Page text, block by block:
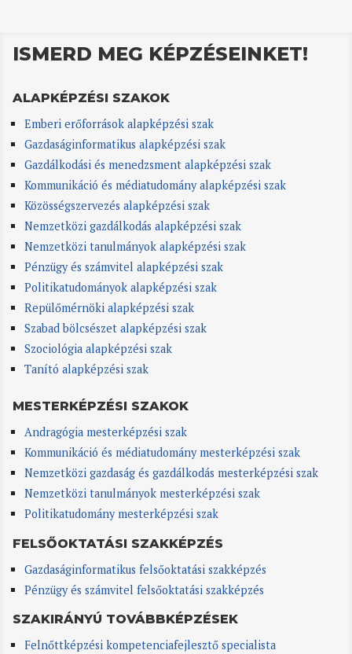
ISMERD MEG KÉPZÉSEINKET!
ALAPKÉPZÉSI SZAKOK
Emberi erőforrások alapképzési szak
Gazdaságinformatikus alapképzési szak
Gazdálkodási és menedzsment alapképzési szak
Kommunikáció és médiatudomány alapképzési szak
Közösségszervezés alapképzési szak
Nemzetközi gazdálkodás alapképzési szak
Nemzetközi tanulmányok alapképzési szak
Pénzügy és számvitel alapképzési szak
Politikatudományok alapképzési szak
Repülőmérnöki alapképzési szak
Szabad bölcsészet alapképzési szak
Szociológia alapképzési szak
Tanító alapképzési szak
MESTERKÉPZÉSI SZAKOK
Andragógia mesterképzési szak
Kommunikáció és médiatudomány mesterképzési szak
Nemzetközi gazdaság és gazdálkodás mesterképzési szak
Nemzetközi tanulmányok mesterképzési szak
Politikatudomány mesterképzési szak
FELSŐOKTATÁSI SZAKKÉPZÉS
Gazdaságinformatikus felsőoktatási szakképzés
Pénzügy és számvitel felsőoktatási szakképzés
SZAKIRÁNYÚ TOVÁBBKÉPZÉSEK
Felnőttképzési kompetenciafejlesztő specialista